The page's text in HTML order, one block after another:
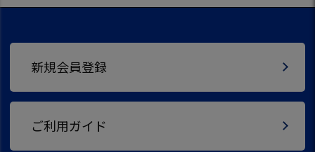
新規会員登録
ご利用ガイド